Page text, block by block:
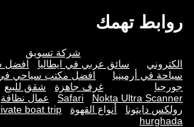
روابط تهمك
شركة تسويق
الكتروني
سائق عربي في ايطاليا
افضل
سياحة في أرمينيا
افضل مكتب سياحي
جورجيا
غرف جاهزة شقق للبيع
Safari
Nokta Ultra Scanner عمال نظافة
رولكس دايتونا
أنواع القهوة
boat trip
hurghada